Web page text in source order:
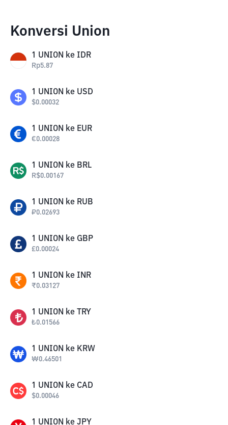
Konversi Union
1 UNION ke IDR
Rp5.87
1 UNION ke USD
$0.00032
1 UNION ke EUR
€0.00028
1 UNION ke BRL
R$0.00167
1 UNION ke RUB
₽0.02693
1 UNION ke GBP
£0.00024
1 UNION ke INR
₹0.03127
1 UNION ke TRY
₺0.01566
1 UNION ke KRW
₩0.46501
1 UNION ke CAD
$0.00046
1 UNION ke JPY